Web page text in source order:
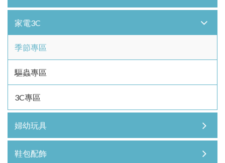
家電3C
季節專區
驅蟲專區
3C專區
婦幼玩具
鞋包配飾